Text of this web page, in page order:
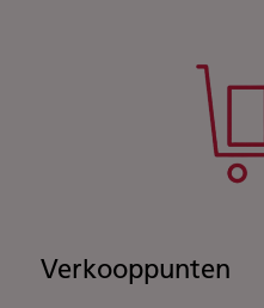
Verkooppunten